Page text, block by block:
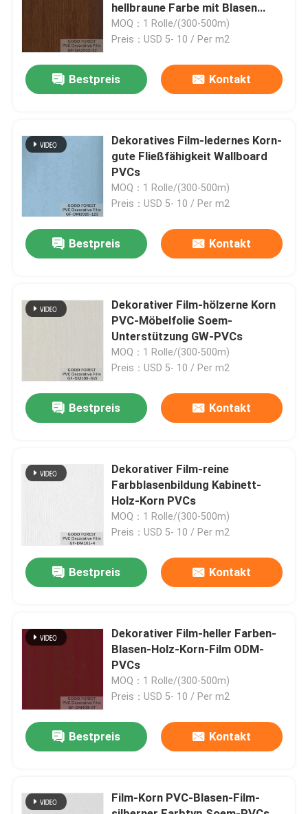
Zu Hause
Werksbesichtigung
Qualitätskontrolle
Kontakt mit uns
Rechtssachen
Natürliches Holzfurnier
hellbraune Farbe mit Blasen
bedeckt
MOQ：1 Rolle/(300-500m)
Preis：USD 5- 10 / Per m2
Bestpreis Kontakt
Dekoratives Film-ledernes Korn-
gute Fließfähigkeit Wallboard
PVCs
MOQ：1 Rolle/(300-500m)
Preis：USD 5- 10 / Per m2
Bestpreis Kontakt
Dekorativer Film-hölzerne Korn
PVC-Möbelfolie Soem-
Unterstützung GW-PVCs
MOQ：1 Rolle/(300-500m)
Preis：USD 5- 10 / Per m2
Bestpreis Kontakt
Dekorativer Film-reine
Farbblasenbildung Kabinett-
Holz-Korn PVCs
MOQ：1 Rolle/(300-500m)
Preis：USD 5- 10 / Per m2
Bestpreis Kontakt
Dekorativer Film-heller Farben-
Blasen-Holz-Korn-Film ODM-
PVCs
MOQ：1 Rolle/(300-500m)
Preis：USD 5- 10 / Per m2
Bestpreis Kontakt
Film-Korn PVC-Blasen-Film-